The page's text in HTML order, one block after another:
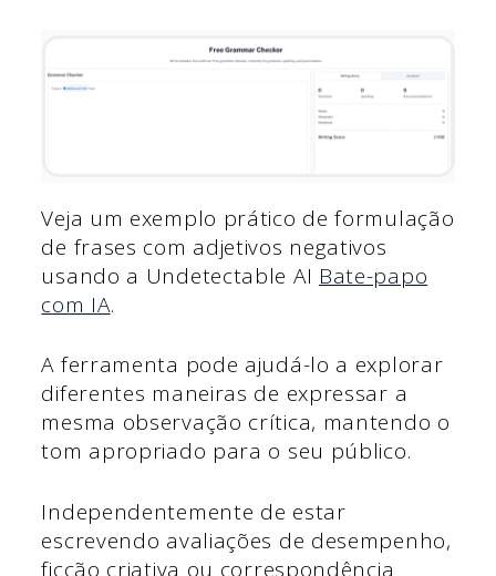
Veja um exemplo prático de formulação
de frases com adjetivos negativos
usando a Undetectable AI Bate-papo
com IA.
A ferramenta pode ajudá-lo a explorar
diferentes maneiras de expressar a
mesma observação crítica, mantendo o
tom apropriado para o seu público.
Independentemente de estar
escrevendo avaliações de desempenho,
ficção criativa ou correspondência